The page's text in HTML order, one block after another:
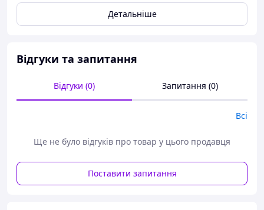
Детальніше
Відгуки та запитання
Відгуки (0) Запитання (0)
Всі
Ще не було відгуків про товар у цього продавця
Поставити запитання